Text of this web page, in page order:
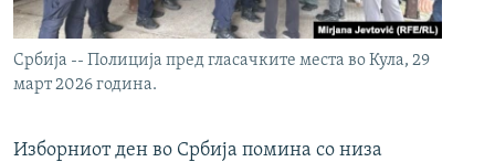
Србија -- Полиција пред гласачките места во Кула, 29
март 2026 година.
Изборниот ден во Србија помина со низа